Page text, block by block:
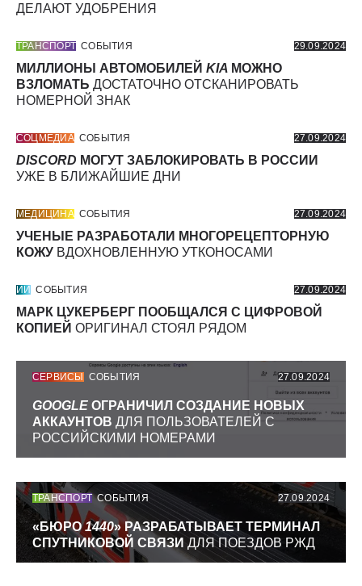
ДЕЛАЮТ УДОБРЕНИЯ
ТРАНСПОРТ СОБЫТИЯ 29.09.2024
МИЛЛИОНЫ АВТОМОБИЛЕЙ KIA МОЖНО
ВЗЛОМАТЬ ДОСТАТОЧНО ОТСКАНИРОВАТЬ
НОМЕРНОЙ ЗНАК
СОЦМЕДИА СОБЫТИЯ 27.09.2024
DISCORD МОГУТ ЗАБЛОКИРОВАТЬ В РОССИИ
УЖЕ В БЛИЖАЙШИЕ ДНИ
МЕДИЦИНА СОБЫТИЯ 27.09.2024
УЧЕНЫЕ РАЗРАБОТАЛИ МНОГОРЕЦЕПТОРНУЮ
КОЖУ ВДОХНОВЛЕННУЮ УТКОНОСАМИ
ИИ СОБЫТИЯ 27.09.2024
МАРК ЦУКЕРБЕРГ ПООБЩАЛСЯ С ЦИФРОВОЙ
КОПИЕЙ ОРИГИНАЛ СТОЯЛ РЯДОМ
СЕРВИСЫ СОБЫТИЯ 27.09.2024
GOOGLE ОГРАНИЧИЛ СОЗДАНИЕ НОВЫХ
АККАУНТОВ ДЛЯ ПОЛЬЗОВАТЕЛЕЙ С
РОССИЙСКИМИ НОМЕРАМИ
ТРАНСПОРТ СОБЫТИЯ 27.09.2024
«БЮРО1440» РАЗРАБАТЫВАЕТ ТЕРМИНАЛ
СПУТНИКОВОЙ СВЯЗИ ДЛЯ ПОЕЗДОВ РЖД